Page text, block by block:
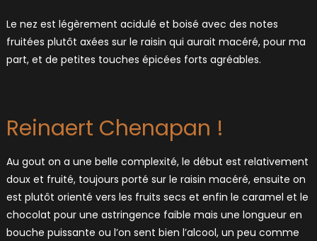
Le nez est légèrement acidulé et boisé avec des notes
fruitées plutôt axées sur le raisin qui aurait macéré, pour ma
part, et de petites touches épicées forts agréables.
Reinaert Chenapan !
Au gout on a une belle complexité, le début est relativement
doux et fruité, toujours porté sur le raisin macéré, ensuite on
est plutôt orienté vers les fruits secs et enfin le caramel et le
chocolat pour une astringence faible mais une longueur en
bouche puissante ou l’on sent bien l’alcool, un peu comme